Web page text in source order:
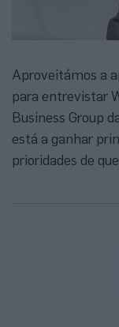
Aproveitámos a
para entrevistar
Business Group
está a ganhar
prioridades de